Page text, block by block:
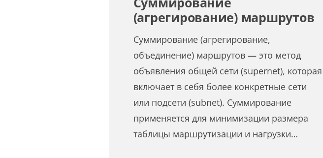
(агрегирование) маршрутов
Суммирование (агрегирование,
объединение) маршрутов — это метод
объявления общей сети (supernet), которая
включает в себя более конкретные сети
или подсети (subnet). Суммирование
применяется для минимизации размера
таблицы маршрутизации и нагрузки…